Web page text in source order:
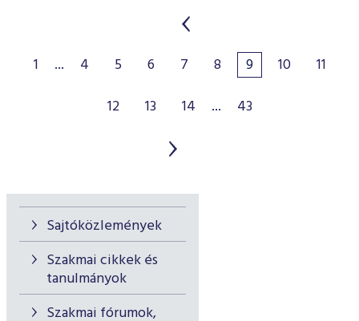
Sajtóközlemények
Szakmai cikkek és
tanulmányok
Szakmai fórumok,
1 ... 4 5 6 7 8 9 10
11
12
13 14 ... 43